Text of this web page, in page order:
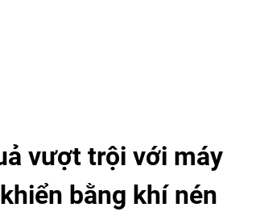
vượt trội với máy
bằng khí nén